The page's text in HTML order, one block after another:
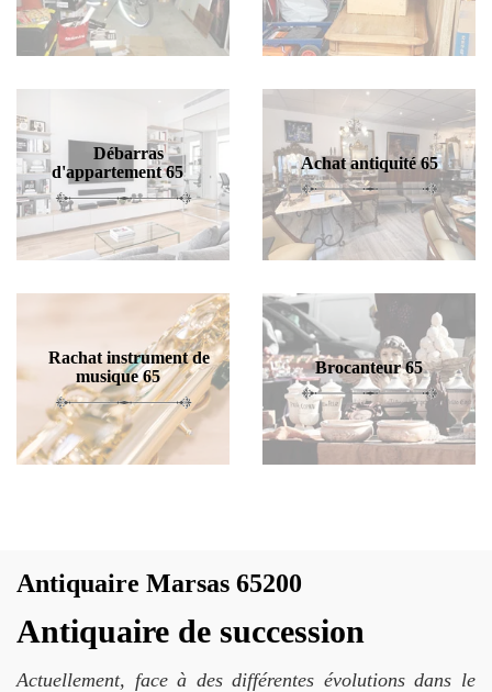
Débarras
d'appartement 65
Achat antiquité 65
Rachat instrument de
musique 65
Brocanteur 65
Antiquaire Marsas 65200
Antiquaire de succession
Actuellement, face à des différentes évolutions dans le